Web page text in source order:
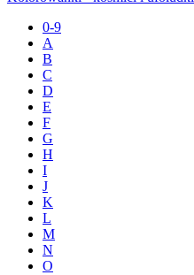
0-9
A
B
C
D
E
F
G
H
I
J
K
L
M
N
O